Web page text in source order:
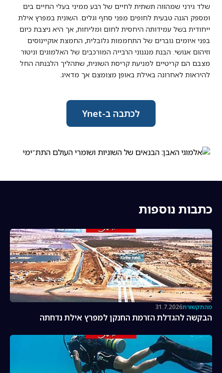
שלד גירני שמהווה תשתית לחיים של רבע ממיני בעלי החיים בים
ומספק הגנה טבעית לחופים מפני סחף וגלים. השונית במפרץ אילת
ייחודית בשל עמידותה היחסית לחום ומליחות, אך היא ניצבת כיום
בפני איומים גוברים של התחממות גלובלית, החמצת אוקיינוסים
וזיהום אנושי. הבנת מנגנוני הרבייה המורכבים של האלמוגים וניטור
מצבם הם קריטיים למניעת קריסת השונית, שתהליך הלבנתה החל
להיראות לאחרונה באילת באופן מצומצם אך מדאיג.
לכתבה ב-Ynet
כתבות נוספות
מהתקשורת31.7.2026
הבקשה להגדלת הזרמת החנקן למפרץ אילת נדחתה